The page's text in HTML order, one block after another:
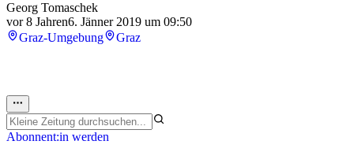
Georg Tomaschek
vor 8 Jahren6. Jänner 2019 um 09:50
Graz-Umgebung
Graz
Abonnent:in werden